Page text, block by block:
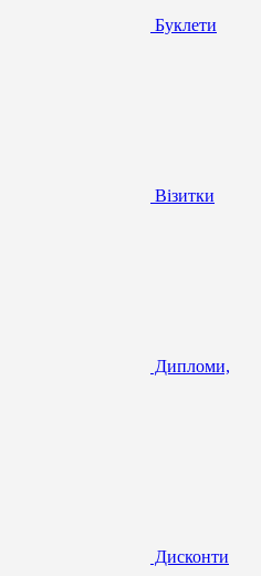
Буклети
Візитки
Дипломи,
Дисконти